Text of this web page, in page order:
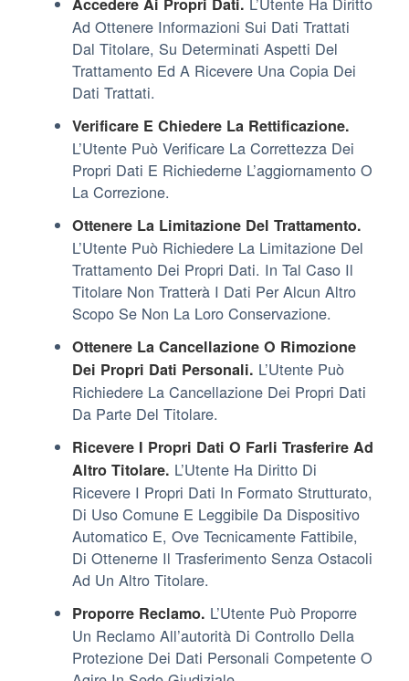
Ad Ottenere Informazioni Sui Dati Trattati
Dal Titolare, Su Determinati Aspetti Del
Trattamento Ed A Ricevere Una Copia Dei
Dati Trattati.
Verificare E Chiedere La Rettificazione.
L’Utente Può Verificare La Correttezza Dei
Propri Dati E Richiederne L’aggiornamento O
La Correzione.
Ottenere La Limitazione Del Trattamento.
L’Utente Può Richiedere La Limitazione Del
Trattamento Dei Propri Dati. In Tal Caso Il
Titolare Non Tratterà I Dati Per Alcun Altro
Scopo Se Non La Loro Conservazione.
Ottenere La Cancellazione O Rimozione
Dei Propri Dati Personali. L’Utente Può
Richiedere La Cancellazione Dei Propri Dati
Da Parte Del Titolare.
Ricevere I Propri Dati O Farli Trasferire Ad
Altro Titolare. L’Utente Ha Diritto Di
Ricevere I Propri Dati In Formato Strutturato,
Di Uso Comune E Leggibile Da Dispositivo
Automatico E, Ove Tecnicamente Fattibile,
Di Ottenerne Il Trasferimento Senza Ostacoli
Ad Un Altro Titolare.
Proporre Reclamo. L’Utente Può Proporre
Un Reclamo All’autorità Di Controllo Della
Protezione Dei Dati Personali Competente O